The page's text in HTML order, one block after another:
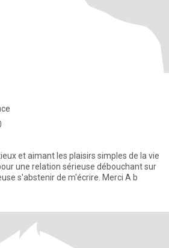
et aimant les plaisirs simples de la vie
une relation sérieuse débouchant sur
notre mariage. Pas sérieuse s'abstenir de m'écrire. Merci A b